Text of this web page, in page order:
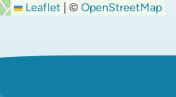
Leaflet | © OpenStreetMap